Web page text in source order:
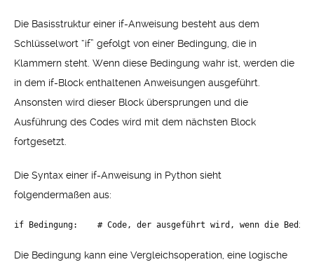
Die Basisstruktur einer if-Anweisung besteht aus dem
Schlüsselwort “if” gefolgt von einer Bedingung, die in
Klammern steht. Wenn diese Bedingung wahr ist, werden die
in dem if-Block enthaltenen Anweisungen ausgeführt.
Ansonsten wird dieser Block übersprungen und die
Ausführung des Codes wird mit dem nächsten Block
fortgesetzt.
Die Syntax einer if-Anweisung in Python sieht
folgendermaßen aus:
if Bedingung:    # Code, der ausgeführt wird, wenn die
Die Bedingung kann eine Vergleichsoperation, eine logische